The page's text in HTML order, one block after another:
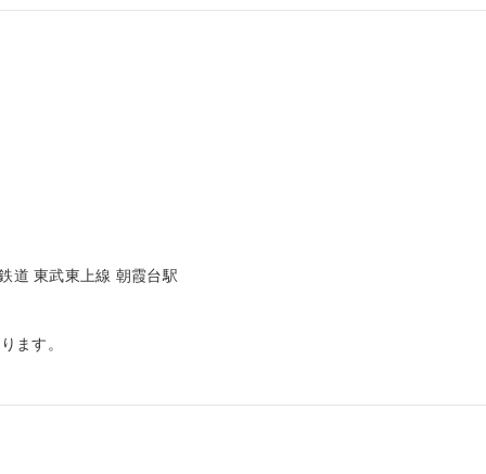
道 東武東上線 朝霞台駅
ます。